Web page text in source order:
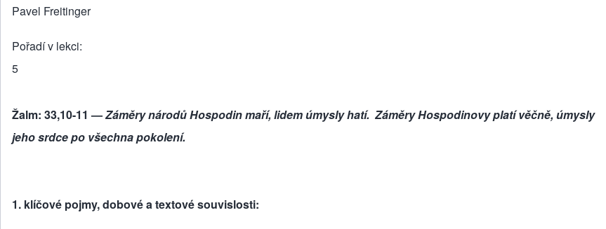
Pavel Freitinger
Pořadí v lekci
5
Žalm: 33,10-11 —Záměry národů Hospodin maří, lidem úmysly hatí. Záměry Hospodinovy platí věčně, úmysly
jeho srdce po všechna pokolení.
1. klíčové pojmy, dobové a textové souvislosti: